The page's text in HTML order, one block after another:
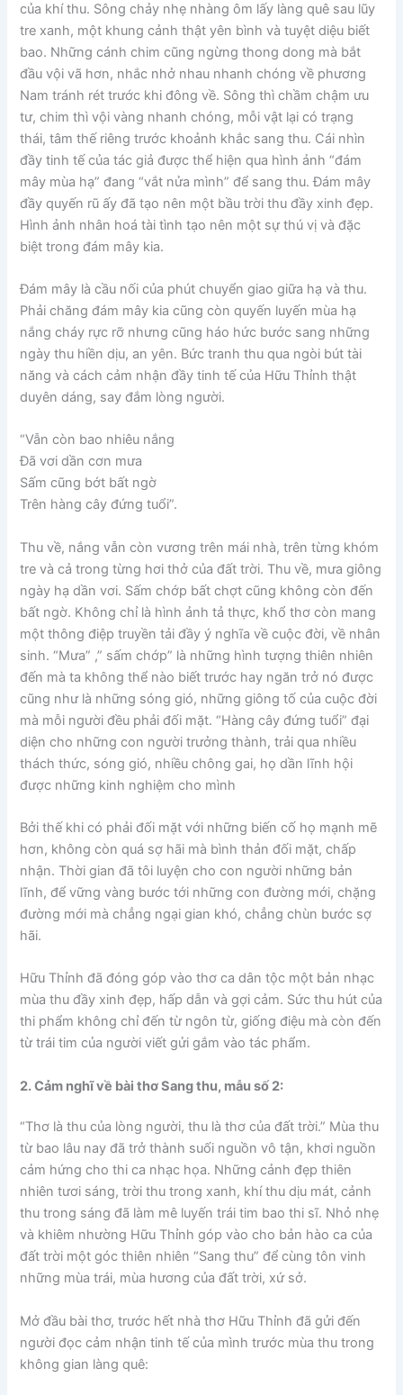
của khí thu. Sông chảy nhẹ nhàng ôm lấy làng quê sau lũy
tre xanh, một khung cảnh thật yên bình và tuyệt diệu biết
bao. Những cánh chim cũng ngừng thong dong mà bắt
đầu vội vã hơn, nhắc nhở nhau nhanh chóng về phương
Nam tránh rét trước khi đông về. Sông thì chầm chậm ưu
tư, chim thì vội vàng nhanh chóng, mỗi vật lại có trạng
thái, tâm thế riêng trước khoảnh khắc sang thu. Cái nhìn
đầy tinh tế của tác giả được thể hiện qua hình ảnh “đám
mây mùa hạ” đang “vắt nửa mình” để sang thu. Đám mây
đầy quyến rũ ấy đã tạo nên một bầu trời thu đầy xinh đẹp.
Hình ảnh nhân hoá tài tình tạo nên một sự thú vị và đặc
biệt trong đám mây kia.
Đám mây là cầu nối của phút chuyển giao giữa hạ và thu.
Phải chăng đám mây kia cũng còn quyến luyến mùa hạ
nắng cháy rực rỡ nhưng cũng háo hức bước sang những
ngày thu hiền dịu, an yên. Bức tranh thu qua ngòi bút tài
năng và cách cảm nhận đầy tinh tế của Hữu Thỉnh thật
duyên dáng, say đắm lòng người.
“Vẫn còn bao nhiêu nắng
Đã vơi dần cơn mưa
Sấm cũng bớt bất ngờ
Trên hàng cây đứng tuổi”.
Thu về, nắng vẫn còn vương trên mái nhà, trên từng khóm
tre và cả trong từng hơi thở của đất trời. Thu về, mưa giông
ngày hạ dần vơi. Sấm chớp bất chợt cũng không còn đến
bất ngờ. Không chỉ là hình ảnh tả thực, khổ thơ còn mang
một thông điệp truyền tải đầy ý nghĩa về cuộc đời, về nhân
sinh. “Mưa” ,” sấm chớp” là những hình tượng thiên nhiên
đến mà ta không thể nào biết trước hay ngăn trở nó được
cũng như là những sóng gió, những giông tố của cuộc đời
mà mỗi người đều phải đối mặt. “Hàng cây đứng tuổi” đại
diện cho những con người trưởng thành, trải qua nhiều
thách thức, sóng gió, nhiều chông gai, họ dần lĩnh hội
được những kinh nghiệm cho mình
Bởi thế khi có phải đối mặt với những biến cố họ mạnh mẽ
hơn, không còn quá sợ hãi mà bình thản đối mặt, chấp
nhận. Thời gian đã tôi luyện cho con người những bản
lĩnh, để vững vàng bước tới những con đường mới, chặng
đường mới mà chẳng ngại gian khó, chẳng chùn bước sợ
hãi.
Hữu Thỉnh đã đóng góp vào thơ ca dân tộc một bản nhạc
mùa thu đầy xinh đẹp, hấp dẫn và gợi cảm. Sức thu hút của
thi phẩm không chỉ đến từ ngôn từ, giống điệu mà còn đến
từ trái tim của người viết gửi gắm vào tác phẩm.
2. Cảm nghĩ về bài thơ Sang thu, mẫu số 2:
“Thơ là thu của lòng người, thu là thơ của đất trời.” Mùa thu
từ bao lâu nay đã trở thành suối nguồn vô tận, khơi nguồn
cảm hứng cho thi ca nhạc họa. Những cảnh đẹp thiên
nhiên tươi sáng, trời thu trong xanh, khí thu dịu mát, cảnh
thu trong sáng đã làm mê luyến trái tim bao thi sĩ. Nhỏ nhẹ
và khiêm nhường Hữu Thỉnh góp vào cho bản hào ca của
đất trời một góc thiên nhiên “Sang thu” để cùng tôn vinh
những mùa trái, mùa hương của đất trời, xứ sở.
Mở đầu bài thơ, trước hết nhà thơ Hữu Thỉnh đã gửi đến
người đọc cảm nhận tinh tế của mình trước mùa thu trong
không gian làng quê: